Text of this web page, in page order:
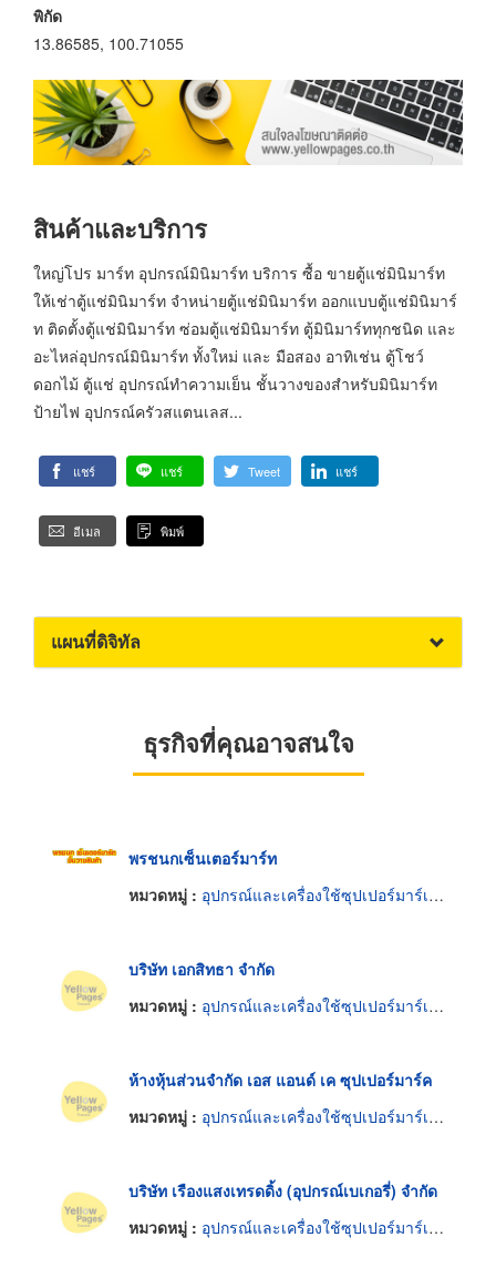
พิกัด
13.86585, 100.71055
สินค้าและบริการ
ใหญ่โปร มาร์ท อุปกรณ์มินิมาร์ท บริการ ซื้อ ขายตู้แช่มินิมาร์ท
ให้เช่าตู้แช่มินิมาร์ท จำหน่ายตู้แช่มินิมาร์ท ออกแบบตู้แช่มินิมาร์
ท ติดตั้งตู้แช่มินิมาร์ท ซ่อมตู้แช่มินิมาร์ท ตู้มินิมาร์ททุกชนิด และ
อะไหล่อุปกรณ์มินิมาร์ท ทั้งใหม่ และ มือสอง อาทิเช่น ตู้โชว์
ดอกไม้ ตู้แช่ อุปกรณ์ทำความเย็น ชั้นวางของสำหรับมินิมาร์ท
ป้ายไฟ อุปกรณ์ครัวสแตนเลส...
แชร์ แชร์ Tweet แชร์
อีเมล พิมพ์
แผนที่ดิจิทัล
ธุรกิจที่คุณอาจสนใจ
พรชนกเซ็นเตอร์มาร์ท
หมวดหมู่ : อุปกรณ์และเครื่องใช้ซุปเปอร์มาร์เก็ต
บริษัท เอกสิทธา จำกัด
หมวดหมู่ : อุปกรณ์และเครื่องใช้ซุปเปอร์มาร์เก็ต
ห้างหุ้นส่วนจำกัด เอส แอนด์ เค ซุปเปอร์มาร์ค
หมวดหมู่ : อุปกรณ์และเครื่องใช้ซุปเปอร์มาร์เก็ต
บริษัท เรืองแสงเทรดดิ้ง (อุปกรณ์เบเกอรี่) จำกัด
หมวดหมู่ : อุปกรณ์และเครื่องใช้ซุปเปอร์มาร์เก็ต